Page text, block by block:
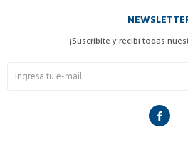
¡Suscribite y recibí todas
